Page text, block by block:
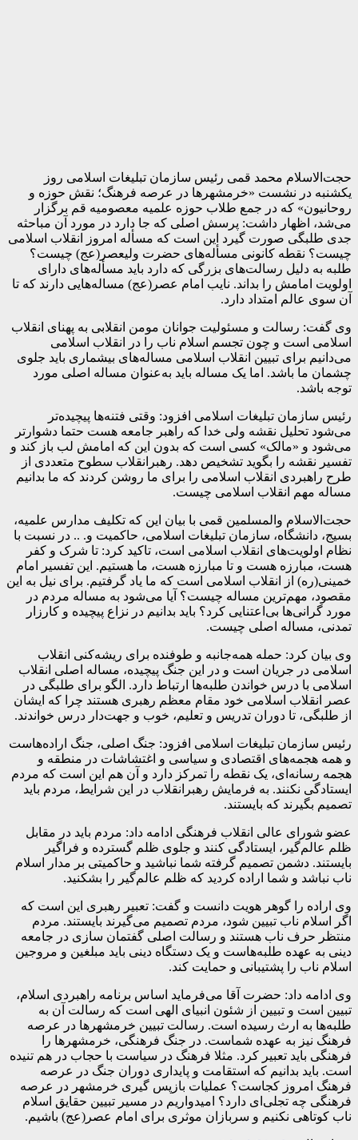
حجت‌الاسلام محمد قمی رئیس سازمان تبلیغات اسلامی روز
یکشنبه در نشست «خرمشهرها در عرصه فرهنگ؛ نقش حوزه و
روحانیون» که در جمع طلاب حوزه علمیه معصومیه قم برگزار
می‌شد، اظهار داشت: پرسش اصلی که جا دارد در مورد آن مباحثه
جدی طلبگی صورت گیرد این است که مسأله امروز انقلاب اسلامی
چیست؟ نقطه کانونی مسأله‌های حضرت ولیعصر(عج) چیست؟
طلبه به دلیل رسالت‌های بزرگی که دارد باید مسأله‌های دارای
اولویت امامش را بداند. نایب امام عصر(عج) مساله‌هایی دارند که تا
آن سوی عالم امتداد دارد.
وی گفت: رسالت و مسئولیت جوانان مومن انقلابی به پهنای انقلاب
اسلامی است و چون تجسم اسلام ناب را در انقلاب اسلامی
می‌دانیم برای تبیین انقلاب اسلامی مساله‌های بیشماری باید جلوی
چشمان ما باشد. اما یک مساله باید به‌عنوان مساله اصلی مورد
توجه باشد.
رئیس سازمان تبلیغات اسلامی افزود: وقتی فتنه‌ها پیچیده‌تر
می‌شود تحلیل نقشه ولی خدا که راهبر جامعه هست حتما دشوارتر
می‌شود و «مالک» کسی است که بدون این که امامش لب باز کند و
تفسیر نقشه را بگوید تشخیص دهد. رهبرانقلاب سطوح متعددی از
طرح راهبردی انقلاب اسلامی را برای ما روشن کردند که ما بدانیم
مساله مهم انقلاب اسلامی چیست.
حجت‌الاسلام والمسلمین قمی با بیان این که تکلیف مدارس علمیه،
بسیج، دانشگاه، سازمان تبلیغات اسلامی، حاکمیت و. .. در نسبت با
نظام اولویت‌های انقلاب اسلامی است، تاکید کرد: تا شرک و کفر
هست، مبارزه هست و تا مبارزه هست، ما هستیم. این تفسیر امام
خمینی(ره) از انقلاب اسلامی است که ما یاد گرفتیم. برای نیل به این
مقصود، مهم‌ترین مساله چیست؟ آیا می‌شود به مساله مردم در
مورد گرانی‌ها بی‌اعتنایی کرد؟ باید بدانیم در نزاع پیچیده و کارزار
تمدنی، مساله اصلی چیست.
وی بیان کرد: حمله همه‌جانبه و طوفنده برای ریشه‌کنی انقلاب
اسلامی در جریان است و در این جنگ پیچیده، مساله اصلی انقلاب
اسلامی با درس خواندن طلبه‌ها ارتباط دارد. الگو برای طلبگی در
عصر انقلاب اسلامی خود مقام معظم رهبری هستند چرا که ایشان
از طلبگی، تا دوران تدریس و تعلیم، خوب و جهت‌دار درس خواندند.
رئیس سازمان تبلیغات اسلامی افزود: جنگ اصلی، جنگ اراده‌هاست
و همه هجمه‌های اقتصادی و سیاسی و اغتشاشات در منطقه و
هجمه رسانه‌ای، یک نقطه را تمرکز دارد و آن هم این است که مردم
ایستادگی نکنند. به فرمایش رهبرانقلاب در این شرایط، مردم باید
تصمیم بگیرند که بایستند.
عضو شورای عالی انقلاب فرهنگی ادامه داد: مردم باید در مقابل
ظلم عالم‌گیر، ایستادگی کنند و جلوی ظلم گسترده و فراگیر
بایستند. دشمن تصمیم گرفته شما نباشید و حاکمیتی بر مدار اسلام
ناب نباشد و شما اراده کردید که ظلم عالم‌گیر را بشکنید.
وی اراده را گوهر هویت دانست و گفت: تعبیر رهبری این است که
اگر اسلام ناب تبیین شود، مردم تصمیم می‌گیرند بایستند. مردم
منتظر حرف ناب هستند و رسالت اصلی گفتمان سازی در جامعه
دینی به عهده طلبه‌هاست و یک دستگاه دینی باید مبلغین و مروجین
اسلام ناب را پشتیبانی و حمایت کند.
وی ادامه داد: حضرت آقا می‌فرماید اساس برنامه راهبردی اسلام،
تبیین است و تبیین از شئون انبیای الهی است که رسالت آن به
طلبه‌ها به ارث رسیده است. رسالت تبیین خرمشهرها در عرصه
فرهنگ نیز به عهده شماست. در جنگ فرهنگی، خرمشهرها را
فرهنگی باید تعبیر کرد. مثلا فرهنگ در سیاست با حجاب در هم تنیده
است. باید بدانیم که استقامت و پایداری دوران جنگ در عرصه
فرهنگ امروز کجاست؟ عملیات بازپس گیری خرمشهر در عرصه
فرهنگی چه تجلی‌ای دارد؟ امیدواریم در مسیر تبیین حقایق اسلام
ناب کوتاهی نکنیم و سربازان موثری برای امام عصر(عج) باشیم.